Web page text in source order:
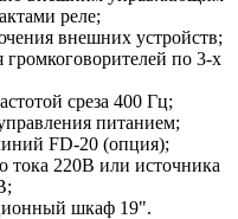
реле;
внешних устройств;
по 3-х
среза 400 Гц;
питанием;
FD-20 (опция);
тока 220В или источника
шкаф 19".